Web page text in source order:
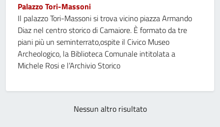
Palazzo Tori-Massoni
Il palazzo Tori-Massoni si trova vicino piazza Armando
Diaz nel centro storico di Camaiore. È formato da tre
piani più un seminterrato,ospite il Civico Museo
Archeologico, la Biblioteca Comunale intitolata a
Michele Rosi e l’Archivio Storico
Nessun altro risultato